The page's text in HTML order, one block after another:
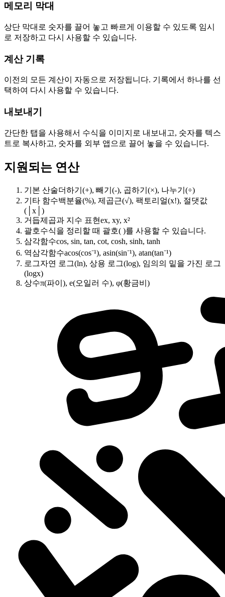
메모리 막대
상단 막대로 숫자를 끌어 놓고 빠르게 이용할 수 있도록 임시
로 저장하고 다시 사용할 수 있습니다.
계산 기록
이전의 모든 계산이 자동으로 저장됩니다. 기록에서 하나를 선
택하여 다시 사용할 수 있습니다.
내보내기
간단한 탭을 사용해서 수식을 이미지로 내보내고, 숫자를 텍스
트로 복사하고, 숫자를 외부 앱으로 끌어 놓을 수 있습니다.
지원되는 연산
기본 산술더하기(+), 빼기(-), 곱하기(×), 나누기(÷)
기타 함수백분율(%), 제곱근(√), 팩토리얼(x!), 절댓값
(│x│)
거듭제곱과 지수 표현ex, xy, x²
괄호수식을 정리할 때 괄호( )를 사용할 수 있습니다.
삼각함수cos, sin, tan, cot, cosh, sinh, tanh
역삼각함수acos(cos⁻¹), asin(sin⁻¹), atan(tan⁻¹)
로그자연 로그(ln), 상용 로그(log), 임의의 밑을 가진 로그
(logx)
상수π(파이), e(오일러 수), φ(황금비)